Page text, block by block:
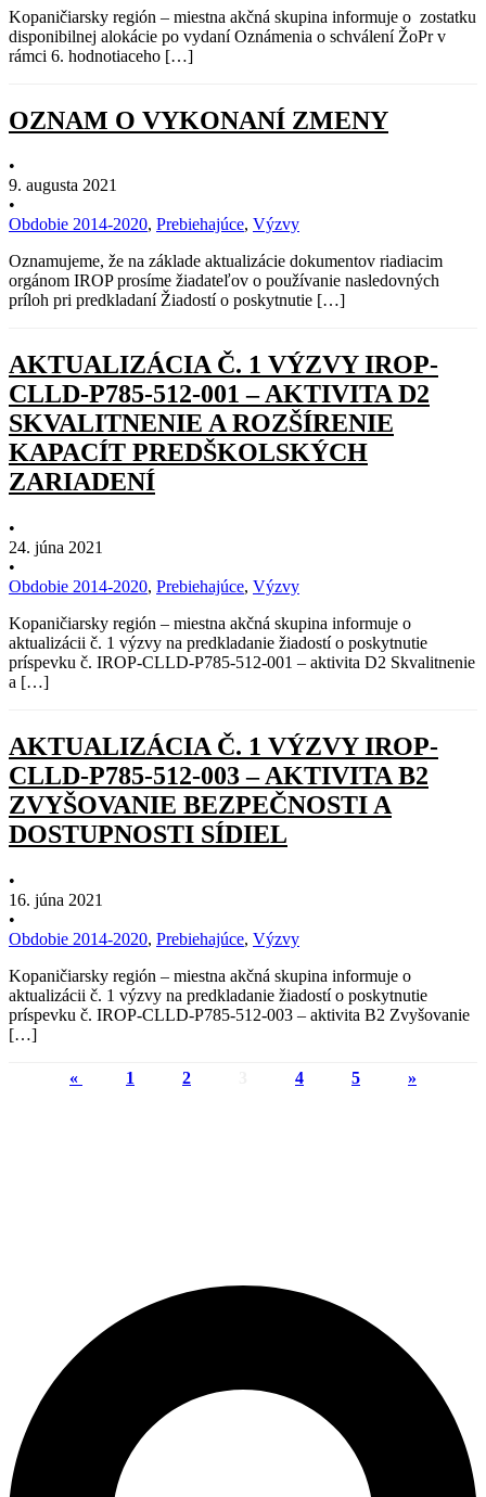
Kopaničiarsky región – miestna akčná skupina informuje o zostatku
disponibilnej alokácie po vydaní Oznámenia o schválení ŽoPr v
rámci 6. hodnotiaceho […]
OZNAM O VYKONANÍ ZMENY
•
9. augusta 2021
•
Obdobie 2014-2020, Prebiehajúce, Výzvy
Oznamujeme, že na základe aktualizácie dokumentov riadiacim
orgánom IROP prosíme žiadateľov o používanie nasledovných
príloh pri predkladaní Žiadostí o poskytnutie […]
AKTUALIZÁCIA Č. 1 VÝZVY IROP-
CLLD-P785-512-001 – AKTIVITA D2
SKVALITNENIE A ROZŠÍRENIE
KAPACÍT PREDŠKOLSKÝCH
ZARIADENÍ
•
24. júna 2021
•
Obdobie 2014-2020, Prebiehajúce, Výzvy
Kopaničiarsky región – miestna akčná skupina informuje o
aktualizácii č. 1 výzvy na predkladanie žiadostí o poskytnutie
príspevku č. IROP-CLLD-P785-512-001 – aktivita D2 Skvalitnenie
a […]
AKTUALIZÁCIA Č. 1 VÝZVY IROP-
CLLD-P785-512-003 – AKTIVITA B2
ZVYŠOVANIE BEZPEČNOSTI A
DOSTUPNOSTI SÍDIEL
•
16. júna 2021
•
Obdobie 2014-2020, Prebiehajúce, Výzvy
Kopaničiarsky región – miestna akčná skupina informuje o
aktualizácii č. 1 výzvy na predkladanie žiadostí o poskytnutie
príspevku č. IROP-CLLD-P785-512-003 – aktivita B2 Zvyšovanie
[…]
« 1 2 4 5 »